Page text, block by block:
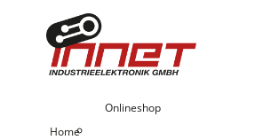
Home
Onlineshop